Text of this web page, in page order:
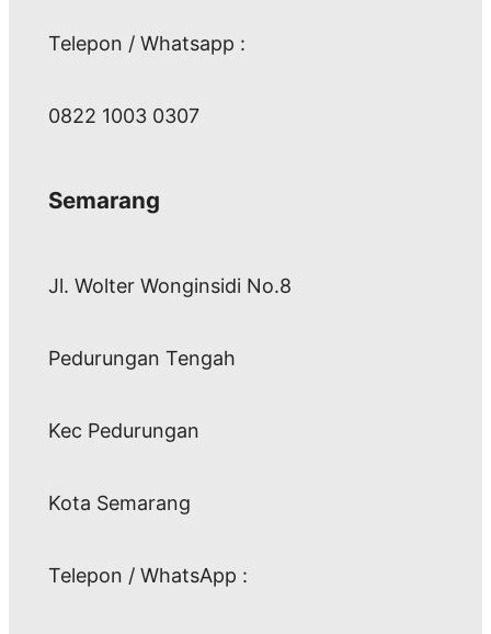
Telepon / Whatsapp :
0822 1003 0307
Semarang
Jl. Wolter Wonginsidi No.8
Pedurungan Tengah
Kec Pedurungan
Kota Semarang
Telepon / WhatsApp :